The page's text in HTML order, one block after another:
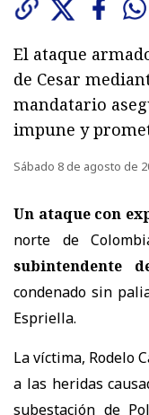
El ataque
de Cesar
mandatario
impune y
Sábado 8 de agosto de
Un ataque con
norte de
subintendente
condenado sin
Espriella.
La víctima, Rodelo
a las heridas
subestación de